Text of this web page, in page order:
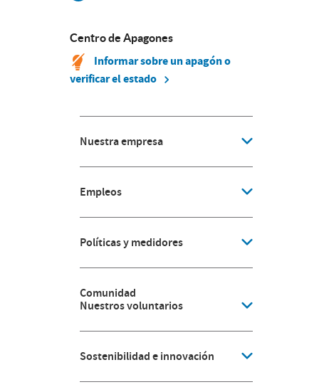
Centro de Apagones
Informar sobre un apagón o
verificar el estado
Nuestra empresa
Empleos
Políticas y medidores
Comunidad
Nuestros voluntarios
Sostenibilidad e innovación